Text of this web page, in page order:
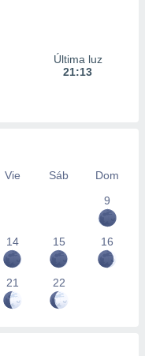
Última luz
21:13
Vie Sáb
Dom
9
14 15 16
21 22